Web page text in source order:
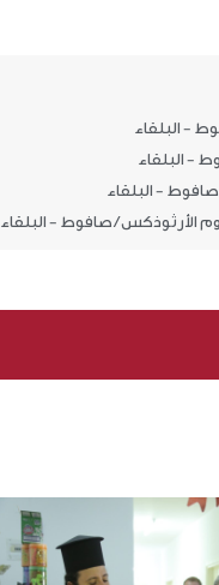
- البلقاء
- البلقاء
- البلقاء
/ صافوط - البلقاء